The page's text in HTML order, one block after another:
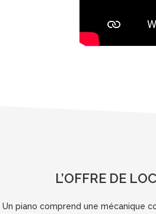
L’OFFRE DE
Un piano comprend une mécanique